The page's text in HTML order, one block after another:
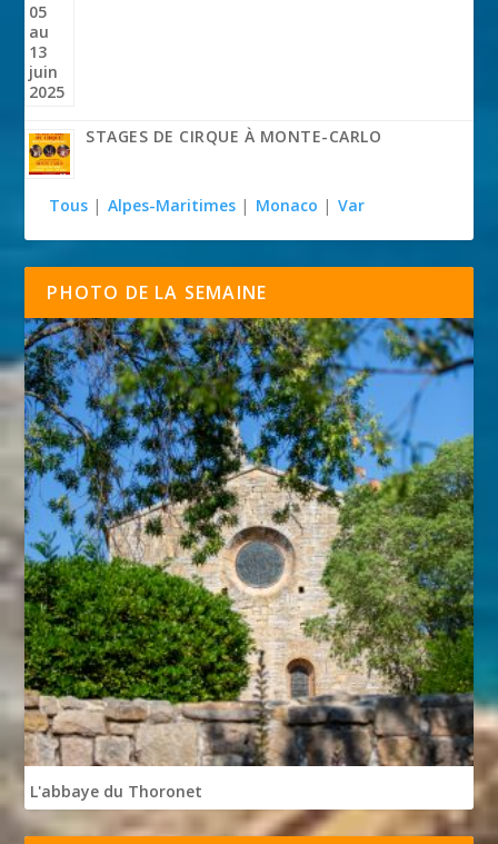
STAGES DE CIRQUE À MONTE-CARLO
Tous | Alpes-Maritimes | Monaco | Var
PHOTO DE LA SEMAINE
L'abbaye du Thoronet